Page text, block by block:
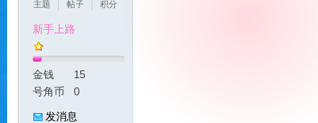
主题
帖子
积分
新手上路
金钱
15
号角币
0
发消息